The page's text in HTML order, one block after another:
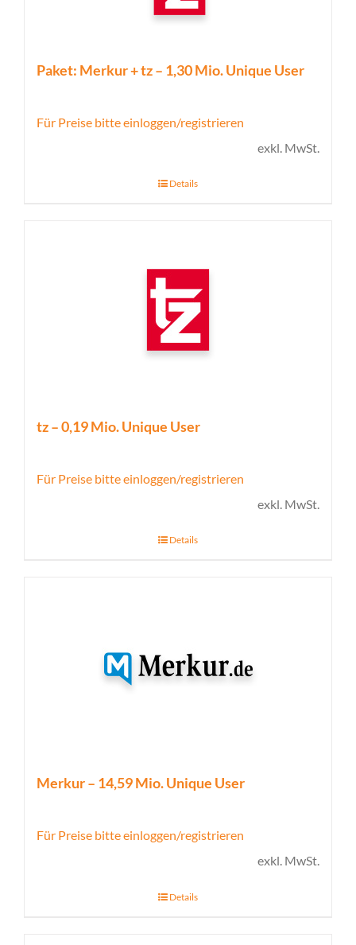
Paket: Merkur + tz – 1,30 Mio. Unique User
Für Preise bitte einloggen/registrieren
exkl. MwSt.
Details
tz – 0,19 Mio. Unique User
Für Preise bitte einloggen/registrieren
exkl. MwSt.
Details
Merkur – 14,59 Mio. Unique User
Für Preise bitte einloggen/registrieren
exkl. MwSt.
Details